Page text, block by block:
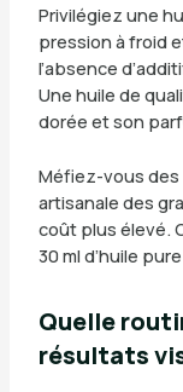
Privilégiez une
pression à froid
l’absence
Une huile de
dorée et son
Méfiez-vous des
artisanale des
coût plus élevé.
30 ml d’huile
Quelle
résultats